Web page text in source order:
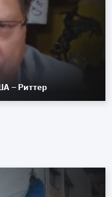
– Риттер